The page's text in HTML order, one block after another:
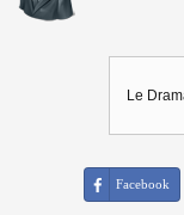
Le
Facebook